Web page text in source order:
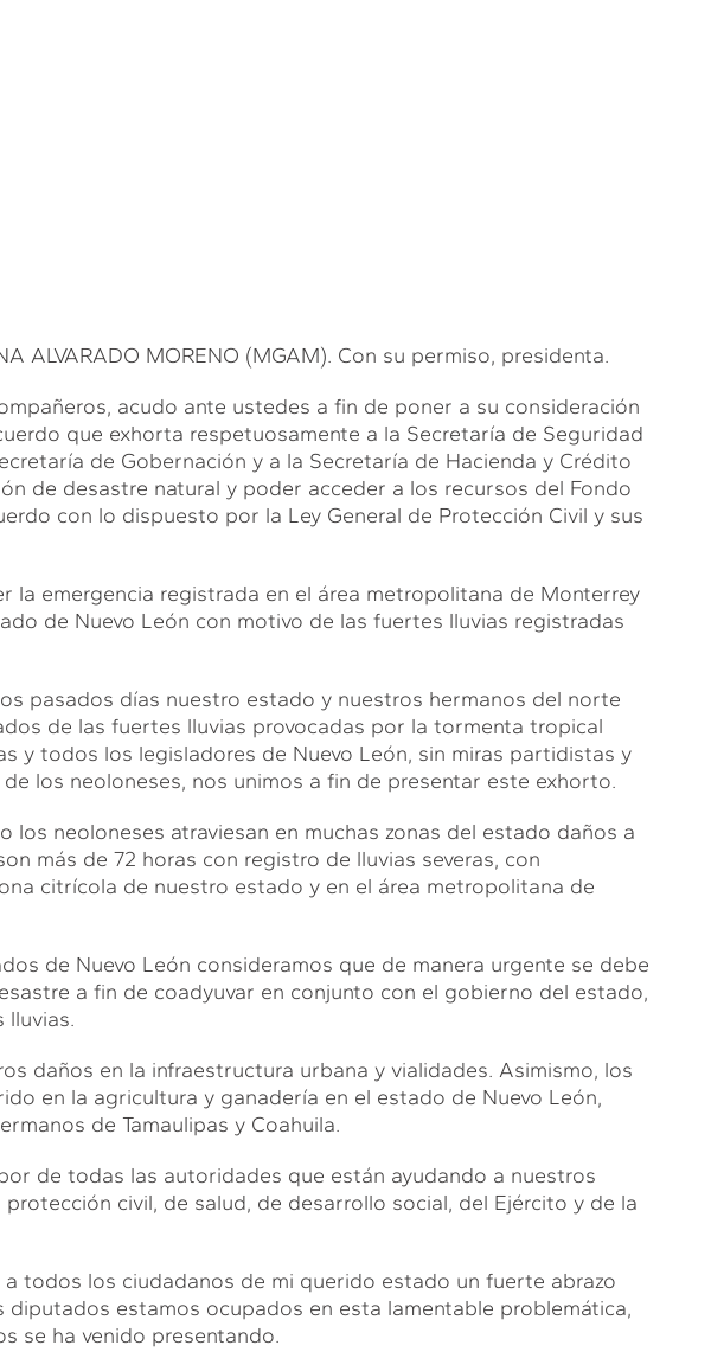
ALVARADO MORENO (MGAM). Con su permiso, presidenta.
acudo ante ustedes a fin de poner a su consideración
que exhorta respetuosamente a la Secretaría de Seguridad
de Gobernación y a la Secretaría de Hacienda y Crédito
de desastre natural y poder acceder a los recursos del Fondo
con lo dispuesto por la Ley General de Protección Civil y sus
la emergencia registrada en el área metropolitana de Monterrey
de Nuevo León con motivo de las fuertes lluvias registradas
pasados días nuestro estado y nuestros hermanos del norte
de las fuertes lluvias provocadas por la tormenta tropical
y todos los legisladores de Nuevo León, sin miras partidistas y
los neoloneses, nos unimos a fin de presentar este exhorto.
los neoloneses atraviesan en muchas zonas del estado daños a
más de 72 horas con registro de lluvias severas, con
citrícola de nuestro estado y en el área metropolitana de
de Nuevo León consideramos que de manera urgente se debe
a fin de coadyuvar en conjunto con el gobierno del estado,
lluvias.
daños en la infraestructura urbana y vialidades. Asimismo, los
en la agricultura y ganadería en el estado de Nuevo León,
de Tamaulipas y Coahuila.
de todas las autoridades que están ayudando a nuestros
civil, de salud, de desarrollo social, del Ejército y de la
todos los ciudadanos de mi querido estado un fuerte abrazo
diputados estamos ocupados en esta lamentable problemática,
se ha venido presentando.